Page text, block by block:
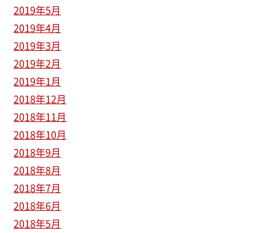
2019年5月
2019年4月
2019年3月
2019年2月
2019年1月
2018年12月
2018年11月
2018年10月
2018年9月
2018年8月
2018年7月
2018年6月
2018年5月